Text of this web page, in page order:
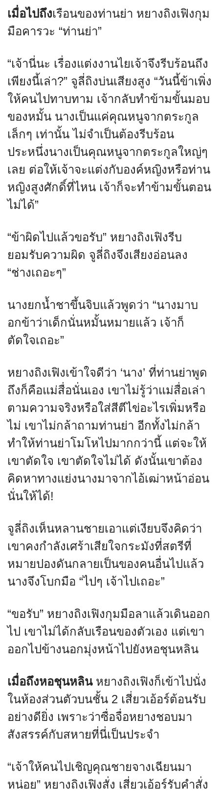
เมื่อไปถึงเรือนของท่านย่า หยางถิงเฟิงกุม
มือคารวะ “ท่านย่า”
“เจ้านี่นะ เรื่องแต่งงานไยเจ้าจึงรีบร้อนถึง
เพียงนี้เล่า?” จูลี่ถิงบ่นเสียงสูง “วันนี้ข้าเพิ่ง
ให้คนไปทาบทาม เจ้ากลับทำข้ามขั้นมอบ
ของหมั้น นางเป็นแค่คุณหนูจากตระกูล
เล็กๆ เท่านั้น ไม่จำเป็นต้องรีบร้อน
ประหนึ่งนางเป็นคุณหนูจากตระกูลใหญ่ๆ
เลย ต่อให้เจ้าจะแต่งกับองค์หญิงหรือท่าน
หญิงสูงศักดิ์ที่ไหน เจ้าก็จะทำข้ามขั้นตอน
ไม่ได้”
“ข้าผิดไปแล้วขอรับ” หยางถิงเฟิงรีบ
ยอมรับความผิด จูลี่ถิงจึงเสียงอ่อนลง
“ช่างเถอะๆ”
นางยกน้ำชาขึ้นจิบแล้วพูดว่า “นางมาบ
อกข้าว่าเด็กนั่นหมั้นหมายแล้ว เจ้าก็
ตัดใจเถอะ”
หยางถิงเฟิงเข้าใจดีว่า ‘นาง’ ที่ท่านย่าพูด
ถึงก็คือแม่สื่อนั่นเอง เขาไม่รู้ว่าแม่สื่อเล่า
ตามความจริงหรือใส่สีตีไข่อะไรเพิ่มหรือ
ไม่ เขาไม่กล้าถามท่านย่า อีกทั้งไม่กล้า
ทำให้ท่านย่าโมโหไปมากกว่านี้ แต่จะให้
เขาตัดใจ เขาตัดใจไม่ได้ ดังนั้นเขาต้อง
คิดหาทางแย่งนางมาจากไอ้เฒ่าหน้าอ่อน
นั่นให้ได้!
จูลี่ถิงเห็นหลานชายเอาแต่เงียบจึงคิดว่า
เขาคงกำลังเศร้าเสียใจกระมังที่สตรีที่
หมายปองดันกลายเป็นของคนอื่นไปแล้ว
นางจึงโบกมือ “ไปๆ เจ้าไปเถอะ”
“ขอรับ” หยางถิงเฟิงกุมมือลาแล้วเดินออก
ไป เขาไม่ได้กลับเรือนของตัวเอง แต่เขา
ออกไปข้างนอกมุ่งหน้าไปยังหอชุนหลิน
เมื่อถึงหอชุนหลินหยางถิงเฟิงก็เข้าไปนั่ง
ในห้องส่วนตัวบนชั้น 2 เสี่ยวเอ้อร์ต้อนรับ
อย่างดียิ่ง เพราะว่าซื่อจื่อหยางชอบมา
สังสรรค์กับสหายที่นี่เป็นประจำ
“เจ้าให้คนไปเชิญคุณชายจางเฉียนมา
หน่อย” หยางถิงเฟิงสั่ง เสี่ยวเอ้อร์รับคำสั่ง